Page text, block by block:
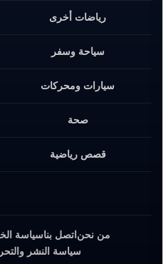
رياضات أخرى
سياحة وسفر
سيارات ومحركات
صحة
قصص رياضية
من نحن اتصل بناسياسة
سياسة النشر